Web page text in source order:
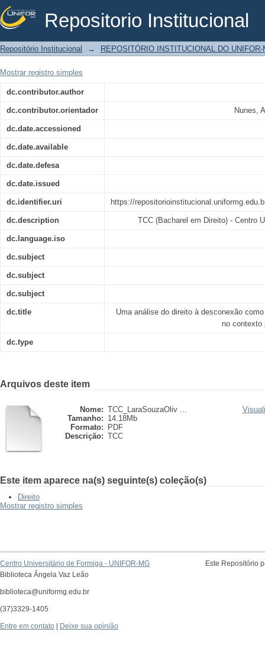
Repositorio Institucional
Uma análise do direito à
contexto profissional do
Repositório Institucional → REPOSITÓRIO INSTITUCIONAL DO UNIFOR-
Mostrar registro simples
dc.contributor.author
dc.contributor.orientador Nunes,
dc.date.accessioned
dc.date.available
dc.date.defesa
dc.date.issued
dc.identifier.uri https://
dc.description TCC (Bacharel em Direito) - Centro
dc.language.iso
dc.subject
dc.subject
dc.subject
dc.title
Uma análise do direito à desconexão
no contexto
dc.type
Arquivos deste item
Nome: TCC_LaraSouzaOliv ...
Tamanho: 14.18Mb
Formato:
PDF
Descrição: TCC
Este item aparece na(s) seguinte(s) coleção(s)
Direito
Mostrar registro simples
Centro Universitário de Formiga - UNIFOR-MG
Biblioteca Ângela Vaz Leão
biblioteca@uniformg.edu.br
(37)3329-1405
Este Repositório
Entre em contato Deixe sua opinião